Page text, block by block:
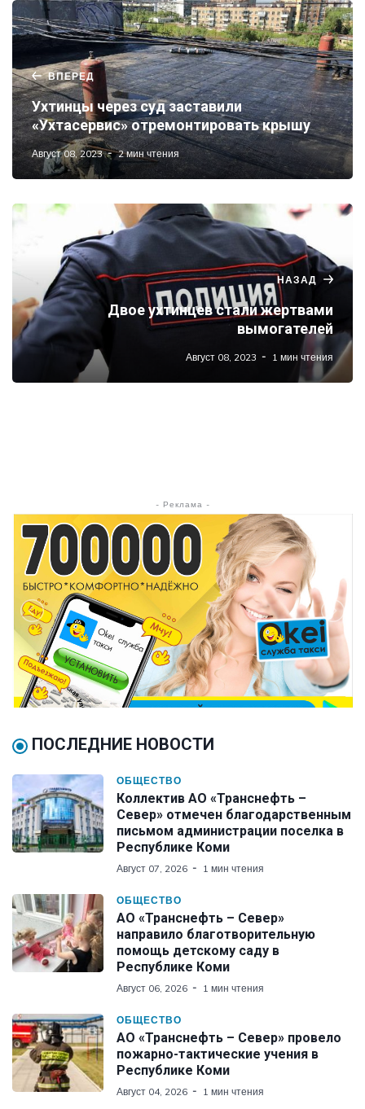
ВПЕРЕД
Ухтинцы через суд заставили
«Ухтасервис» отремонтировать крышу
Август 08, 2023 2 мин чтения
НАЗАД
Двое ухтинцев стали жертвами
вымогателей
Август 08, 2023 1 мин чтения
- Реклама -
ПОСЛЕДНИЕ НОВОСТИ
ОБЩЕСТВО
Коллектив АО «Транснефть –
Север» отмечен благодарственным
письмом администрации поселка в
Республике Коми
Август 07, 2026 1 мин чтения
ОБЩЕСТВО
АО «Транснефть – Север»
направило благотворительную
помощь детскому саду в
Республике Коми
Август 06, 2026 1 мин чтения
ОБЩЕСТВО
АО «Транснефть – Север» провело
пожарно-тактические учения в
Республике Коми
Август 04, 2026 1 мин чтения